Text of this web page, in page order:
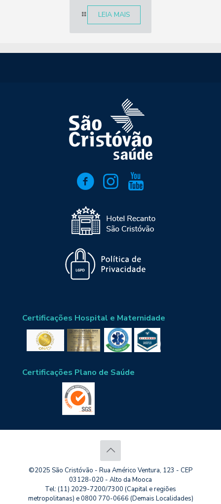
LEIA MAIS
Certificações Hospital e Maternidade
Certificações Plano de Saúde
©2025 São Cristóvão - Rua Américo Ventura, 123 - CEP
03128-020 - Alto da Mooca
Tel: (11) 2029-7200/7300 (Capital e regiões
metropolitanas) e 0800 770-0666 (Demais Localidades)